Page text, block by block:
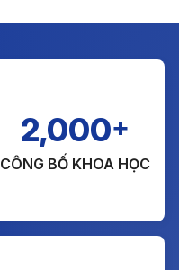
2,000+
CÔNG BỐ KHOA HỌC